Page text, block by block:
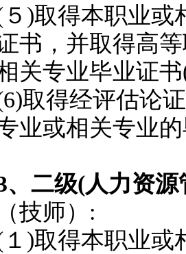
)取得本职业或
书，并取得高
关专业毕业证
取得经评估论
业或相关专业
、二级(人力资
（技师）:
)取得本职业或